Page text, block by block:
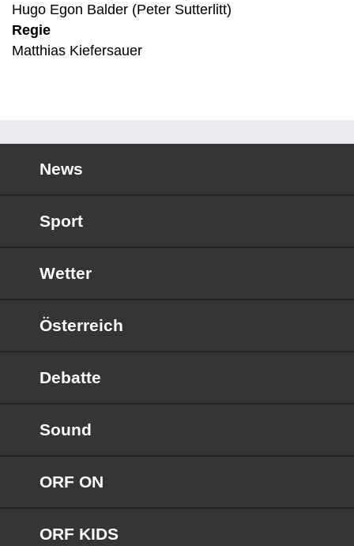
Hugo Egon Balder (Peter Sutterlitt)
Regie
Matthias Kiefersauer
News
Sport
Wetter
Österreich
Debatte
Sound
ORF ON
ORF KIDS